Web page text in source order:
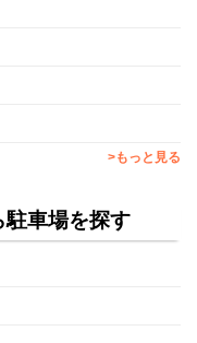
>もっと見る
駐車場を探す